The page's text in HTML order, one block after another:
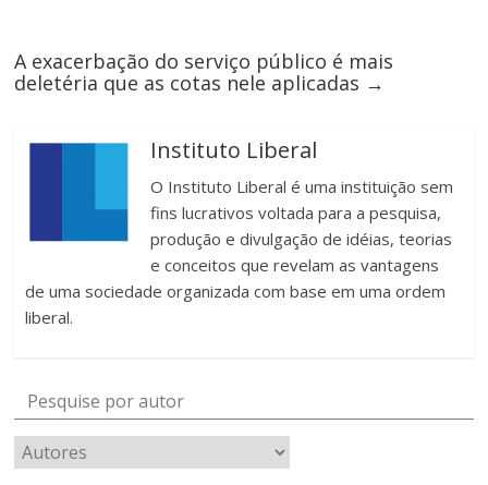
A exacerbação do serviço público é mais
deletéria que as cotas nele aplicadas →
Instituto Liberal
O Instituto Liberal é uma instituição sem
fins lucrativos voltada para a pesquisa,
produção e divulgação de idéias, teorias
e conceitos que revelam as vantagens
de uma sociedade organizada com base em uma ordem
liberal.
Pesquise por autor